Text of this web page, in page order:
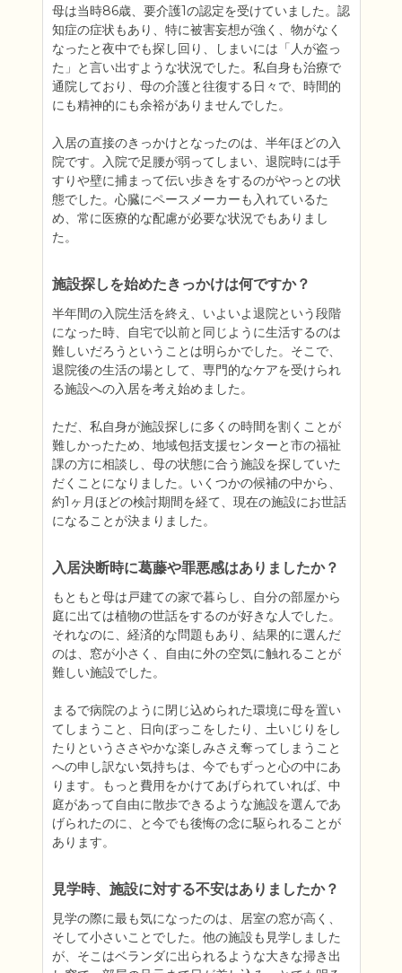
母は当時86歳、要介護1の認定を受けていました。認
知症の症状もあり、特に被害妄想が強く、物がなく
なったと夜中でも探し回り、しまいには「人が盗っ
た」と言い出すような状況でした。私自身も治療で
通院しており、母の介護と往復する日々で、時間的
にも精神的にも余裕がありませんでした。
入居の直接のきっかけとなったのは、半年ほどの入
院です。入院で足腰が弱ってしまい、退院時には手
すりや壁に捕まって伝い歩きをするのがやっとの状
態でした。心臓にペースメーカーも入れているた
め、常に医療的な配慮が必要な状況でもありまし
た。
施設探しを始めたきっかけは何ですか？
半年間の入院生活を終え、いよいよ退院という段階
になった時、自宅で以前と同じように生活するのは
難しいだろうということは明らかでした。そこで、
退院後の生活の場として、専門的なケアを受けられ
る施設への入居を考え始めました。
ただ、私自身が施設探しに多くの時間を割くことが
難しかったため、地域包括支援センターと市の福祉
課の方に相談し、母の状態に合う施設を探していた
だくことになりました。いくつかの候補の中から、
約1ヶ月ほどの検討期間を経て、現在の施設にお世話
になることが決まりました。
入居決断時に葛藤や罪悪感はありましたか？
もともと母は戸建ての家で暮らし、自分の部屋から
庭に出ては植物の世話をするのが好きな人でした。
それなのに、経済的な問題もあり、結果的に選んだ
のは、窓が小さく、自由に外の空気に触れることが
難しい施設でした。
まるで病院のように閉じ込められた環境に母を置い
てしまうこと、日向ぼっこをしたり、土いじりをし
たりというささやかな楽しみさえ奪ってしまうこと
への申し訳ない気持ちは、今でもずっと心の中にあ
ります。もっと費用をかけてあげられていれば、中
庭があって自由に散歩できるような施設を選んであ
げられたのに、と今でも後悔の念に駆られることが
あります。
見学時、施設に対する不安はありましたか？
見学の際に最も気になったのは、居室の窓が高く、
そして小さいことでした。他の施設も見学しました
が、そこはベランダに出られるような大きな掃き出